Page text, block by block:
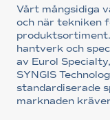
Vårt mångsidiga
och när tekniken
hantverk och
av Eurol
SYNGIS
standardiserade
marknaden